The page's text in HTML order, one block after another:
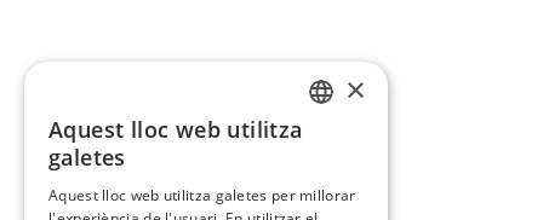
×
Aquest lloc web utilitza
galetes
Aquest lloc web utilitza galetes per millorar